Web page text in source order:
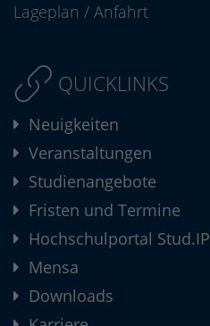
Lageplan / Anfahrt
QUICKLINKS
Neuigkeiten
Veranstaltungen
Studienangebote
Fristen und Termine
Hochschulportal Stud.IP
Mensa
Downloads